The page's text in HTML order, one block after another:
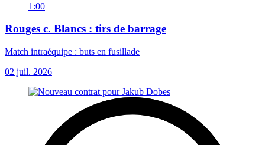
1:00
Rouges c. Blancs : tirs de barrage
Match intraéquipe : buts en fusillade
02 juil. 2026